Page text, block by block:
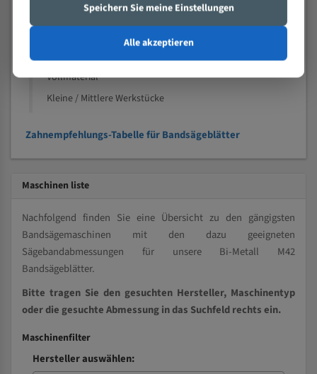
Speziell entwickelt für Profile / Rohre
Kleine und mittlere Profile / Kleine Durchmesser
Vollmaterial
Kleine / Mittlere Werkstücke
Zahnempfehlungs-Tabelle für Bandsägeblätter
Maschinen liste
Nachfolgend finden Sie eine Übersicht zu den gängigsten
Bandsägemaschinen mit den dazu geeigneten
Sägebandabmessungen für unsere Bi-Metall M42
Bandsägeblätter.
Bitte tragen Sie den gesuchten Hersteller, Maschinentyp
oder die gesuchte Abmessung in das Suchfeld rechts ein.
Maschinenfilter
Hersteller auswählen:
Speichern Sie meine Einstellungen
Alle akzeptieren